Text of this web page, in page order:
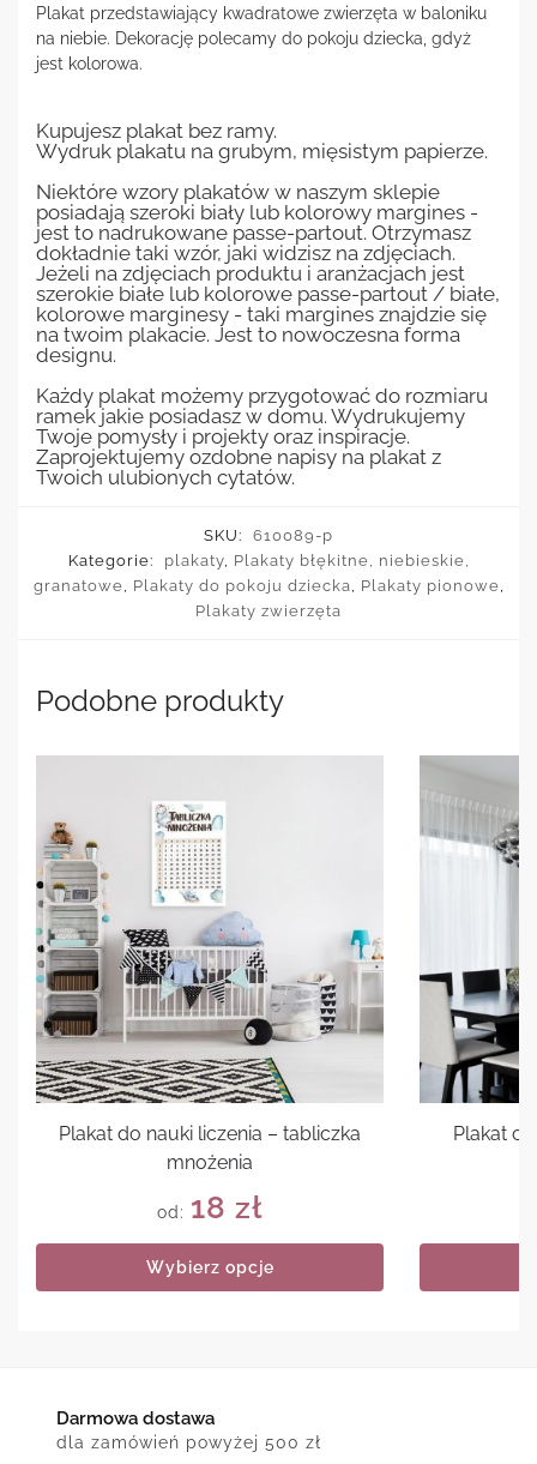
Plakat przedstawiający kwadratowe zwierzęta w baloniku
na niebie. Dekorację polecamy do pokoju dziecka, gdyż
jest kolorowa.
Kupujesz plakat bez ramy.
Wydruk plakatu na grubym, mięsistym papierze.
Niektóre wzory plakatów w naszym sklepie
posiadają szeroki biały lub kolorowy margines -
jest to nadrukowane passe-partout. Otrzymasz
dokładnie taki wzór, jaki widzisz na zdjęciach.
Jeżeli na zdjęciach produktu i aranżacjach jest
szerokie białe lub kolorowe passe-partout / białe,
kolorowe marginesy - taki margines znajdzie się
na twoim plakacie. Jest to nowoczesna forma
designu.
Każdy plakat możemy przygotować do rozmiaru
ramek jakie posiadasz w domu. Wydrukujemy
Twoje pomysły i projekty oraz inspiracje.
Zaprojektujemy ozdobne napisy na plakat z
Twoich ulubionych cytatów.
SKU:
610089-p
Kategorie:
plakaty, Plakaty błękitne, niebieskie,
granatowe, Plakaty do pokoju dziecka, Plakaty pionowe,
Plakaty zwierzęta
Podobne produkty
Plakat do nauki liczenia – tabliczka
mnożenia
od: 18 zł
Wybierz opcje
Plakat
Darmowa dostawa
dla zamówień powyżej 500 zł